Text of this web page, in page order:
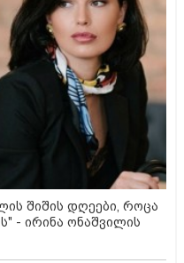
შიშის დღეები, როცა
- ირინა ონაშვილის